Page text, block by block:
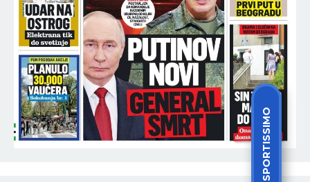
SPORTISSIMO